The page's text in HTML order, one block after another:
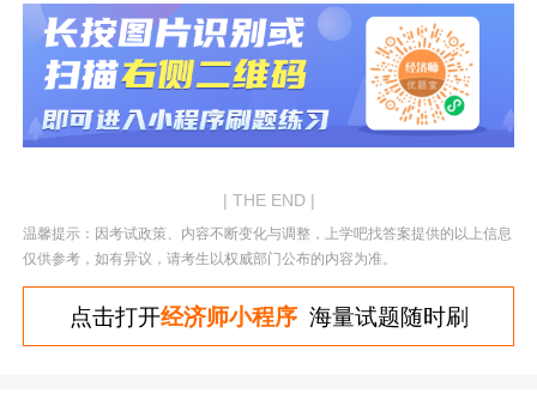
| THE END |
温馨提示：因考试政策、内容不断变化与调整，上学吧找答案提供的以上信息
仅供参考，如有异议，请考生以权威部门公布的内容为准。
点击打开经济师小程序海量试题随时刷